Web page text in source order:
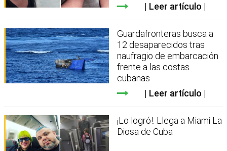
Leer artículo
Guardafronteras busca a
12 desaparecidos tras
naufragio de embarcación
frente a las costas
cubanas
Leer artículo
¡Lo logró!: Llega a Miami La
Diosa de Cuba